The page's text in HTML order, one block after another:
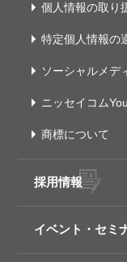
個人情報の取り
特定個人情報の
ソーシャルメデ
ニッセイコム
商標について
採用情報
イベント・セミ